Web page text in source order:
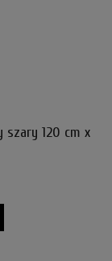
szary 120 cm x